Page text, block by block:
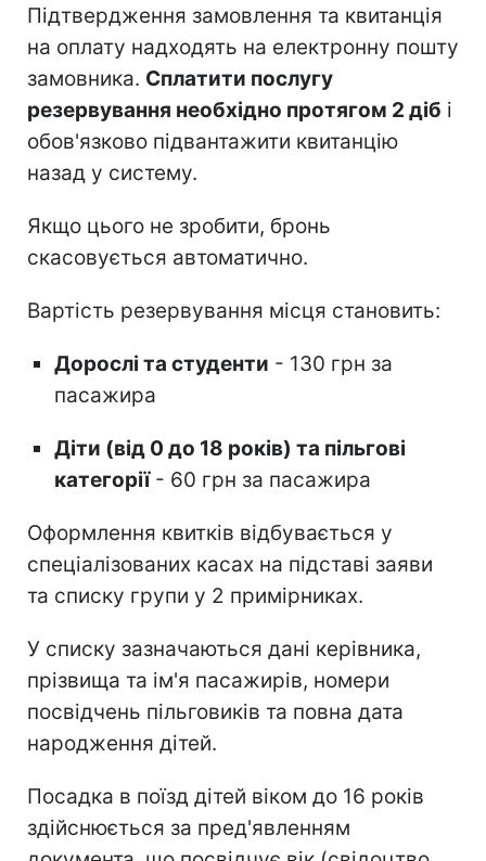
Підтвердження замовлення та квитанція
на оплату надходять на електронну пошту
замовника. Сплатити послугу
резервування необхідно протягом 2 діб і
обов'язково підвантажити квитанцію
назад у систему.
Якщо цього не зробити, бронь
скасовується автоматично.
Вартість резервування місця становить:
Дорослі та студенти - 130 грн за
пасажира
Діти (від 0 до 18 років) та пільгові
категорії- 60 грн за пасажира
Оформлення квитків відбувається у
спеціалізованих касах на підставі заяви
та списку групи у 2 примірниках.
У списку зазначаються дані керівника,
прізвища та ім'я пасажирів, номери
посвідчень пільговиків та повна дата
народження дітей.
Посадка в поїзд дітей віком до 16 років
здійснюється за пред'явленням